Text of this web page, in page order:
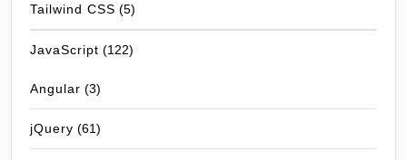
Tailwind CSS (5)
JavaScript (122)
Angular (3)
jQuery (61)